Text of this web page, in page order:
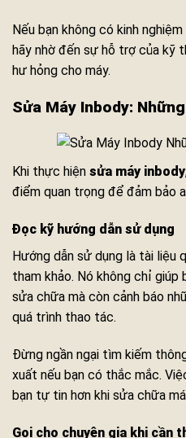
Nếu bạn không có kinh
hãy nhờ đến sự hỗ trợ của kỹ
hư hỏng cho máy.
Sửa Máy Inbody:
Khi thực hiện sửa máy inbody
điểm quan trọng để đảm bảo
Đọc kỹ hướng dẫn sử dụng
Hướng dẫn sử dụng là tài liệu
tham khảo. Nó không chỉ
sửa chữa mà còn cảnh báo
quá trình thao tác.
Đừng ngần ngại tìm kiếm
xuất nếu bạn có thắc mắc.
bạn tự tin hơn khi sửa chữa
Gọi cho chuyên gia khi cần